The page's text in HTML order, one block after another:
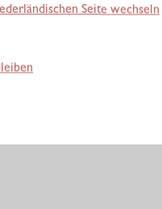
Seite wechseln